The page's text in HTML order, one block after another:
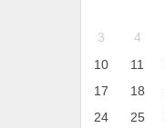
3
4
10
11
17
18
24
25